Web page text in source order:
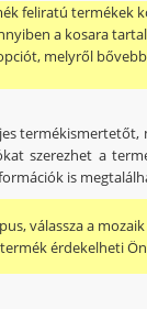
feliratú termékek
a kosara
melyről
termékismertetőt,
szerezhet a
is
válassza a
érdekelheti